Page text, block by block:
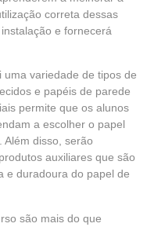
correta dessas
e fornecerá
variedade de tipos de
e papéis de parede
permite que os alunos
a escolher o papel
disso, serão
auxiliares que são
e duradoura do papel de
são mais do que